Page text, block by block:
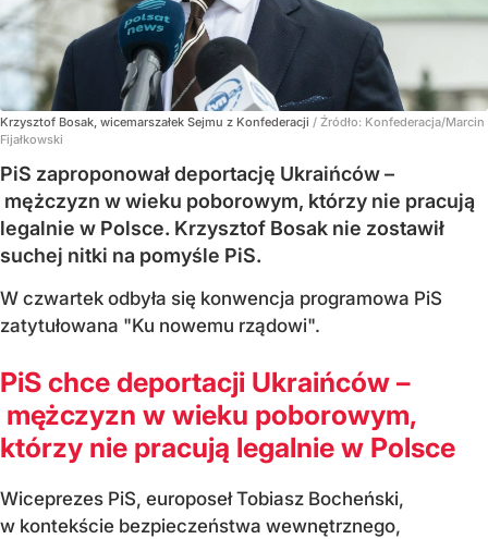
Krzysztof Bosak, wicemarszałek Sejmu z Konfederacji / Źródło: Konfederacja/Marcin
Fijałkowski
PiS zaproponował deportację Ukraińców –
mężczyzn w wieku poborowym, którzy nie pracują
legalnie w Polsce. Krzysztof Bosak nie zostawił
suchej nitki na pomyśle PiS.
W czwartek odbyła się konwencja programowa PiS
zatytułowana "Ku nowemu rządowi".
PiS chce deportacji Ukraińców –
mężczyzn w wieku poborowym,
którzy nie pracują legalnie w Polsce
Wiceprezes PiS, europoseł Tobiasz Bocheński,
w kontekście bezpieczeństwa wewnętrznego,